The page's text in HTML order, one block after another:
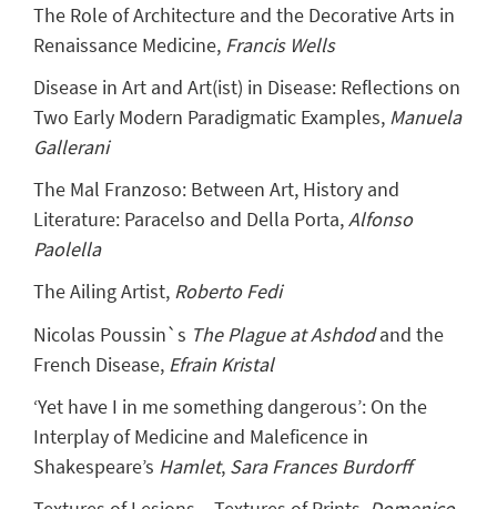
The Role of Architecture and the Decorative Arts in
Renaissance Medicine, Francis Wells
Disease in Art and Art(ist) in Disease: Reflections on
Two Early Modern Paradigmatic Examples, Manuela
Gallerani
The Mal Franzoso: Between Art, History and
Literature: Paracelso and Della Porta,Alfonso
Paolella
The Ailing Artist, Roberto Fedi
Nicolas Poussin`s The Plague at Ashdodand the
French Disease, Efrain Kristal
‘Yet have I in me something dangerous’: On the
Interplay of Medicine and Maleficence in
Shakespeare’s Hamlet, Sara Frances Burdorff